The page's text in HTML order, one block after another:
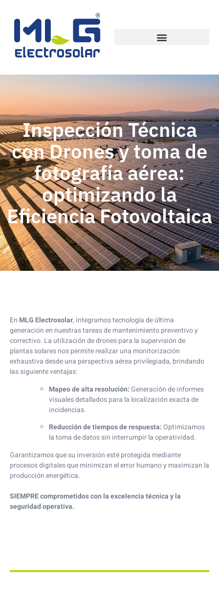
Inspección Técnica
con Drones y toma de
fotografía aérea:
optimizando la
Eficiencia Fotovoltaica
En MLG Electrosolar, integramos tecnología de última
generación en nuestras tareas de mantenimiento preventivo y
correctivo. La utilización de drones para la supervisión de
plantas solares nos permite realizar una monitorización
exhaustiva desde una perspectiva aérea privilegiada, brindando
las siguiente ventajas:
Mapeo de alta resolución: Generación de informes
visuales detallados para la localización exacta de
incidencias.
Reducción de tiempos de respuesta: Optimizamos
la toma de datos sin interrumpir la operatividad.
Garantizamos que su inversión esté protegida mediante
procesos digitales que minimizan el error humano y maximizan la
producción energética.
SIEMPRE comprometidos con la excelencia técnica y la
seguridad operativa.